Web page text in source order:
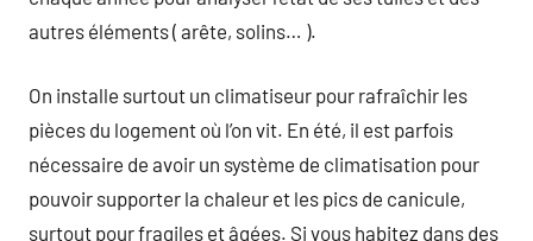
autres éléments ( arête, solins… ).
On installe surtout un climatiseur pour rafraîchir les
pièces du logement où l’on vit. En été, il est parfois
nécessaire de avoir un système de climatisation pour
pouvoir supporter la chaleur et les pics de canicule,
surtout pour fragiles et âgées. Si vous habitez dans des